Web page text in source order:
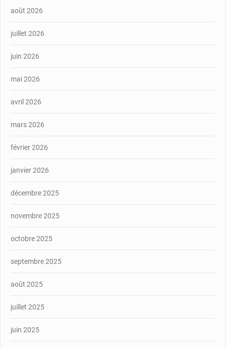
août 2026
juillet 2026
juin 2026
mai 2026
avril 2026
mars 2026
février 2026
janvier 2026
décembre 2025
novembre 2025
octobre 2025
septembre 2025
août 2025
juillet 2025
juin 2025